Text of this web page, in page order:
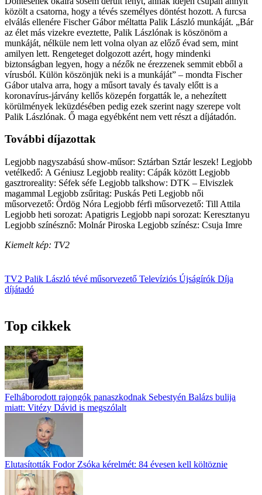
közölt a csatorna, hogy a tévés személyes döntést hozott. A furcsa
elválás ellenére Fischer Gábor méltatta Palik László munkáját. „Bár
az élet más vizekre eveztette, Palik Lászlónak is köszönöm a
munkáját, nélküle nem lett volna olyan az előző évad sem, mint
amilyen lett. Rengeteget dolgozott azért, hogy mindenki
biztonságban legyen, hogy a nézők ne érezzenek semmit ebből a
vírusból. Külön köszönjük neki is a munkáját” – mondta Fischer
Gábor utalva arra, hogy a műsort tavaly és tavaly előtt is a
koronavírus-járvány kellős közepén forgatták le, a nehezített
körülmények leküzdésében pedig ezek szerint nagy szerepe volt
Palik Lászlónak. Ő maga egyébként nem vett részt a díjátadón.
További díjazottak
Legjobb nagyszabású show-műsor: Sztárban Sztár leszek! Legjobb
vetélkedő: A Géniusz Legjobb reality: Cápák között Legjobb
gasztroreality: Séfek séfe Legjobb talkshow: DTK – Elviszlek
magammal Legjobb zsűritag: Puskás Peti Legjobb női
műsorvezető: Ördög Nóra Legjobb férfi műsorvezető: Till Attila
Legjobb heti sorozat: Apatigris Legjobb napi sorozat: Keresztanyu
Legjobb színésznő: Molnár Piroska Legjobb színész: Csuja Imre
Kiemelt kép: TV2
TV2 Palik László tévé műsorvezető Televíziós Újságírók Díja
díjátadó
Top cikkek
Felháborodott rajongók panaszkodnak Sebestyén Balázs bulija
miatt: Vitézy Dávid is megszólalt
Elutasították Fodor Zsóka kérelmét: 84 évesen kell költöznie